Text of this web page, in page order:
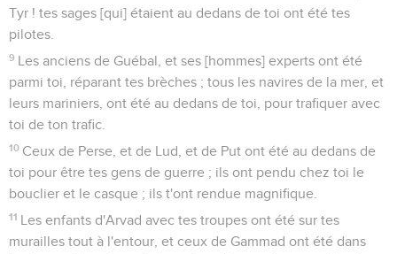
Tyr ! tes sages [qui] étaient au dedans de toi ont été tes
pilotes.
9 Les anciens de Guébal, et ses [hommes] experts ont été
parmi toi, réparant tes brèches ; tous les navires de la mer, et
leurs mariniers, ont été au dedans de toi, pour trafiquer avec
toi de ton trafic.
10 Ceux de Perse, et de Lud, et de Put ont été au dedans de
toi pour être tes gens de guerre ; ils ont pendu chez toi le
bouclier et le casque ; ils t'ont rendue magnifique.
11 Les enfants d'Arvad avec tes troupes ont été sur tes
murailles tout à l'entour, et ceux de Gammad ont été dans